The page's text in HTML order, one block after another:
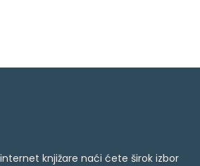
knjižare naći ćete širok izbor